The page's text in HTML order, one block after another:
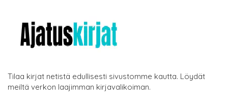
Tilaa kirjat netistä edullisesti sivustomme kautta. Löydät
meiltä verkon laajimman kirjavalikoiman.